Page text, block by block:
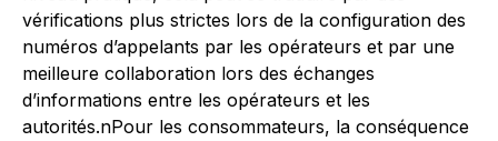
vérifications plus strictes lors de la configuration des
numéros d’appelants par les opérateurs et par une
meilleure collaboration lors des échanges
d’informations entre les opérateurs et les
autorités.nPour les consommateurs, la conséquence